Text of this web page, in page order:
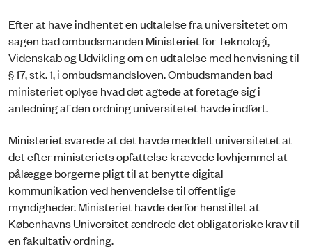
Efter at have indhentet en udtalelse fra universitetet om
sagen bad ombudsmanden Ministeriet for Teknologi,
Videnskab og Udvikling om en udtalelse med henvisning til
§ 17, stk. 1, i ombudsmandsloven. Ombudsmanden bad
ministeriet oplyse hvad det agtede at foretage sig i
anledning af den ordning universitetet havde indført.
Ministeriet svarede at det havde meddelt universitetet at
det efter ministeriets opfattelse krævede lovhjemmel at
pålægge borgerne pligt til at benytte digital
kommunikation ved henvendelse til offentlige
myndigheder. Ministeriet havde derfor henstillet at
Københavns Universitet ændrede det obligatoriske krav til
en fakultativ ordning.